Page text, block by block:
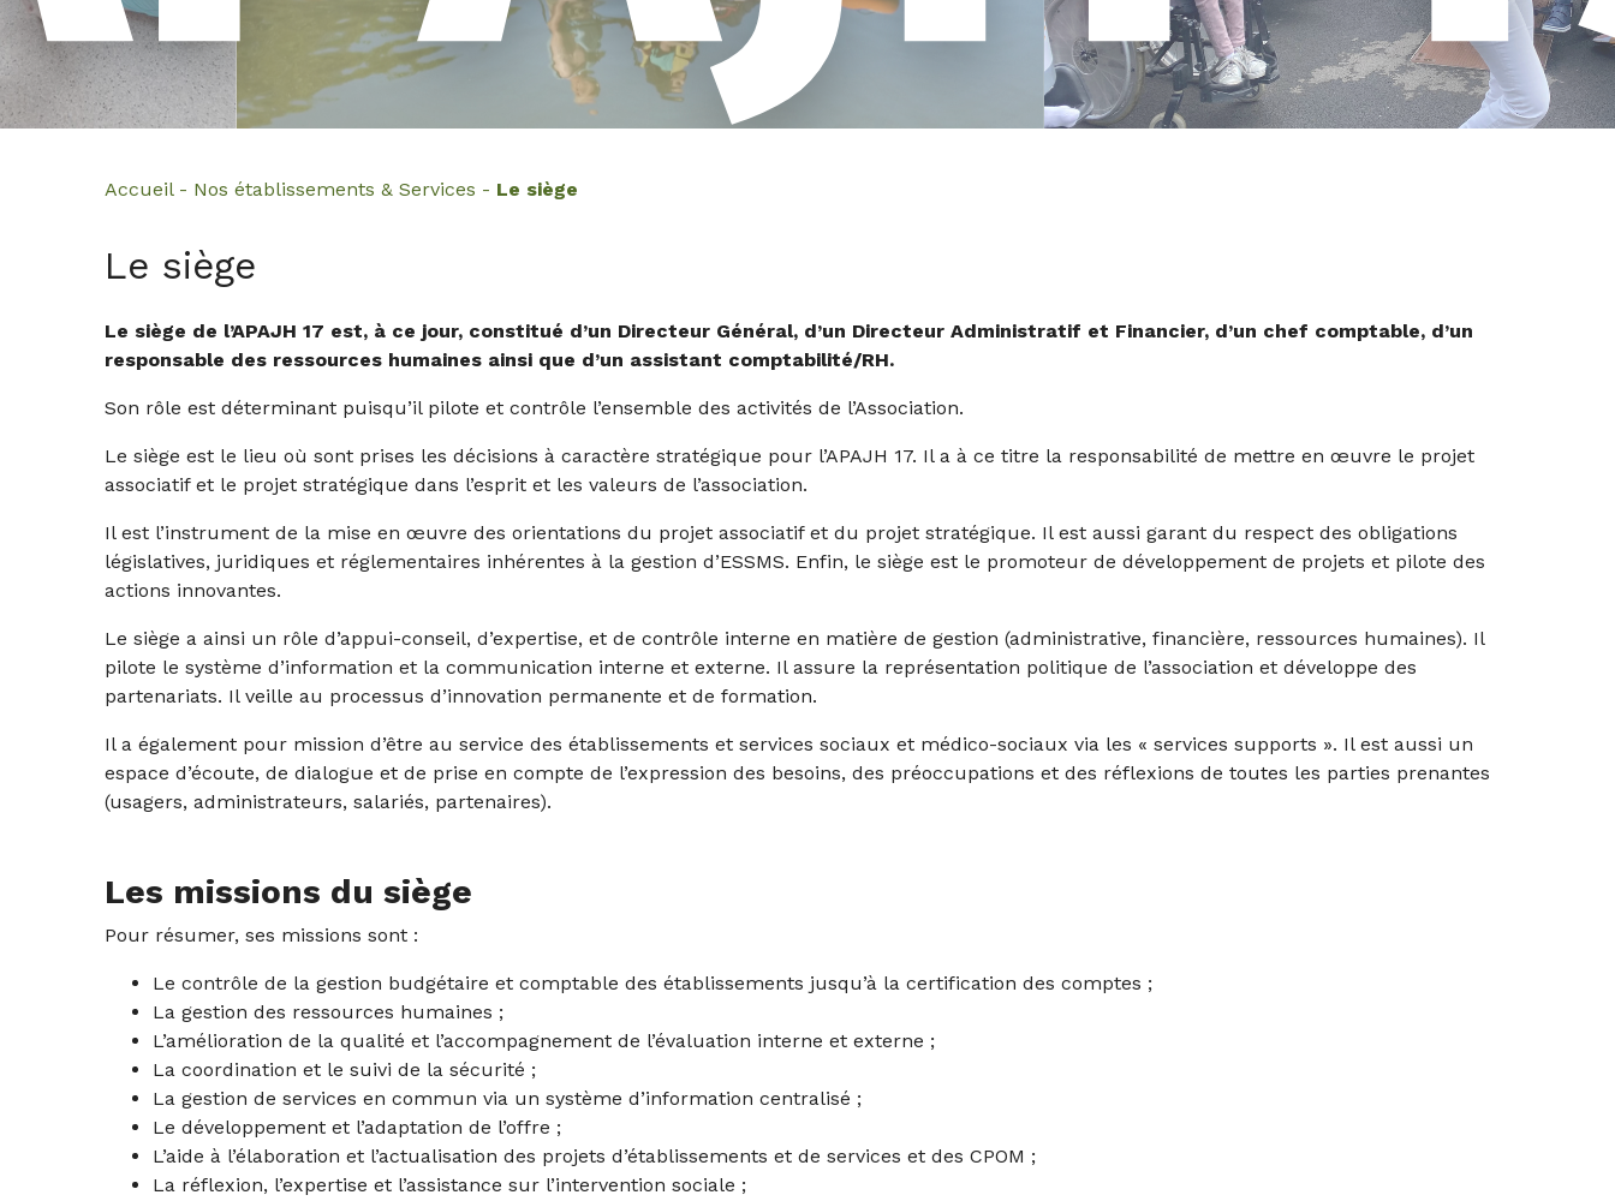
Accueil- Nos établissements & Services - Le siège
Le siège
Le siège de l’APAJH 17 est, à ce jour, constitué d’un Directeur Général, d’un Directeur Administratif et Financier, d’un chef comptable, d’un
responsable des ressources humaines ainsi que d’un assistant comptabilité/RH.
Son rôle est déterminant puisqu’il pilote et contrôle l’ensemble des activités de l’Association.
Le siège est le lieu où sont prises les décisions à caractère stratégique pour l’APAJH 17. Il a à ce titre la responsabilité de mettre en œuvre le projet
associatif et le projet stratégique dans l’esprit et les valeurs de l’association.
Il est l’instrument de la mise en œuvre des orientations du projet associatif et du projet stratégique. Il est aussi garant du respect des obligations
législatives, juridiques et réglementaires inhérentes à la gestion d’ESSMS. Enfin, le siège est le promoteur de développement de projets et pilote des
actions innovantes.
Le siège a ainsi un rôle d’appui-conseil, d’expertise, et de contrôle interne en matière de gestion (administrative, financière, ressources humaines). Il
pilote le système d’information et la communication interne et externe. Il assure la représentation politique de l’association et développe des
partenariats. Il veille au processus d’innovation permanente et de formation.
Il a également pour mission d’être au service des établissements et services sociaux et médico-sociaux via les « services supports ». Il est aussi un
espace d’écoute, de dialogue et de prise en compte de l’expression des besoins, des préoccupations et des réflexions de toutes les parties prenantes
(usagers, administrateurs, salariés, partenaires).
Les missions du siège
Pour résumer, ses missions sont :
Le contrôle de la gestion budgétaire et comptable des établissements jusqu’à la certification des comptes ;
La gestion des ressources humaines ;
L’amélioration de la qualité et l’accompagnement de l’évaluation interne et externe ;
La coordination et le suivi de la sécurité ;
La gestion de services en commun via un système d’information centralisé ;
Le développement et l’adaptation de l’offre ;
L’aide à l’élaboration et l’actualisation des projets d’établissements et de services et des CPOM ;
La réflexion, l’expertise et l’assistance sur l’intervention sociale ;